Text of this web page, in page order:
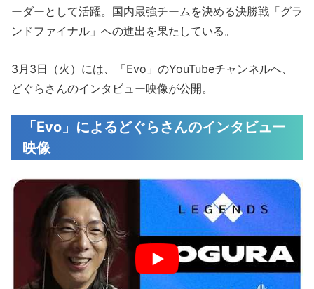
ーダーとして活躍。国内最強チームを決める決勝戦「グラ
ンドファイナル」への進出を果たしている。
3月3日（火）には、「Evo」のYouTubeチャンネルへ、
どぐらさんのインタビュー映像が公開。
「Evo」によるどぐらさんのインタビュー
映像